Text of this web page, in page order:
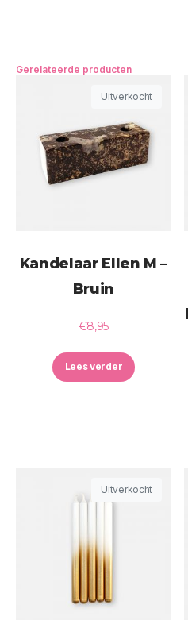
Gerelateerde producten
Uitverkocht
Kandelaar Ellen M –
Bruin
€8,95
Lees verder
Uitverkocht